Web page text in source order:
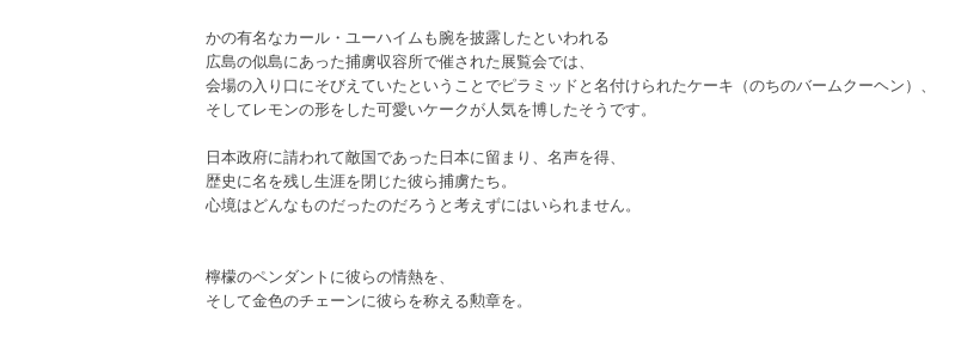
かの有名なカール・ユーハイムも腕を披露したといわれる
広島の似島にあった捕虜収容所で催された展覧会では、
会場の入り口にそびえていたということでピラミッドと名付けられたケーキ（のちのバームクーヘン）、
そしてレモンの形をした可愛いケークが人気を博したそうです。
日本政府に請われて敵国であった日本に留まり、名声を得、
歴史に名を残し生涯を閉じた彼ら捕虜たち。
心境はどんなものだったのだろうと考えずにはいられません。
檸檬のペンダントに彼らの情熱を、
そして金色のチェーンに彼らを称える勲章を。